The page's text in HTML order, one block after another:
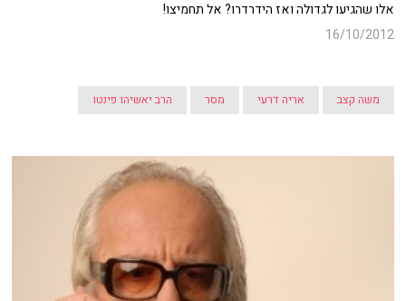
אלו שהגיעו לגדולה ואז הידרדרו? אל תחמיצו!
16/10/2012
משה קצב אריה דרעי מסר הרב יאשיהו פינטו